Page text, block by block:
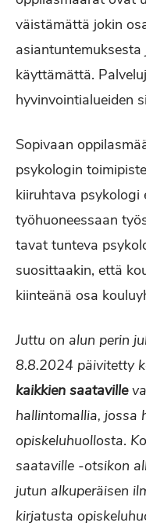
väistämättä jokin
käyttämättä.
hyvinvointialueiden
Sopivaan
psykologin
kiiruhtava psykologi
työhuoneessaan
tavat tunteva
suosittaakin, että
kiinteänä osa
Juttu on alun perin
8.8.2024 päivitetty
kaikkien saataville
hallintomallia, jossa
opiskeluhuollosta.
saataville -otsikon
jutun alkuperäisen
kirjatusta